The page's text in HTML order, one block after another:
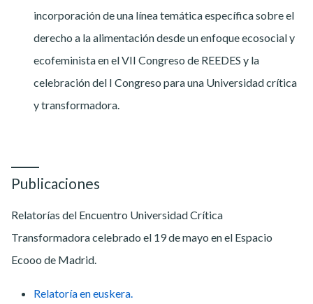
incorporación de una línea temática específica sobre el
derecho a la alimentación desde un enfoque ecosocial y
ecofeminista en el VII Congreso de REEDES y la
celebración del I Congreso para una Universidad crítica
y transformadora.
Publicaciones
Relatorías del Encuentro Universidad Crítica
Transformadora celebrado el 19 de mayo en el Espacio
Ecooo de Madrid.
Relatoría en euskera.